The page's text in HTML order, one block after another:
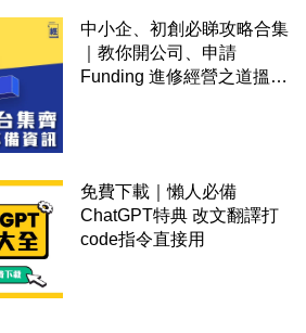
中小企、初創必睇攻略合集
｜教你開公司、申請
Funding 進修經營之道搵大
免費下載｜懶人必備
ChatGPT特典 改文翻譯打
code指令直接用